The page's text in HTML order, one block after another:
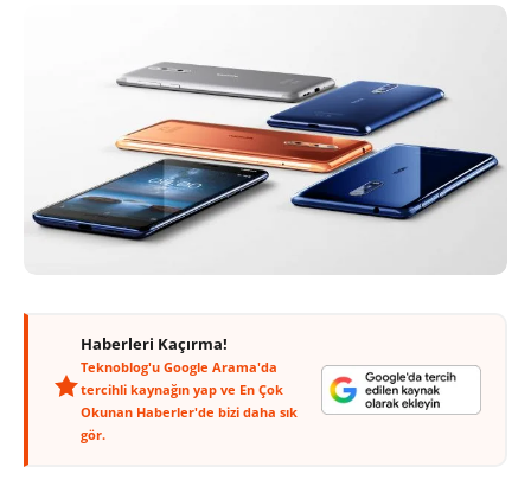
Haberleri Kaçırma!
Teknoblog'u Google Arama'da
tercihli kaynağın yap ve En Çok
Okunan Haberler'de bizi daha sık
gör.